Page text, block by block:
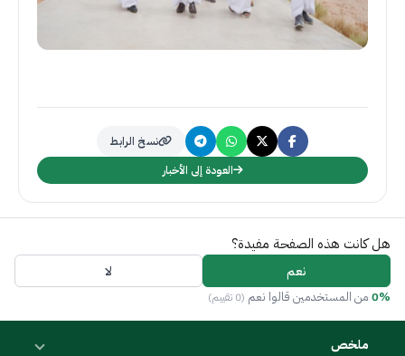
نسخ الرابط
العودة إلى الأخبار
هل كانت هذه الصفحة مفيدة؟
نعم لا
0% من المستخدمين قالوا نعم (0 تقييم)
ملخص